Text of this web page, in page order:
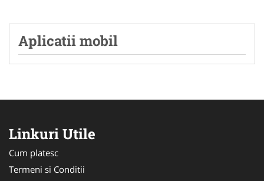
Aplicatii mobil
Linkuri Utile
Cum platesc
Termeni si Conditii